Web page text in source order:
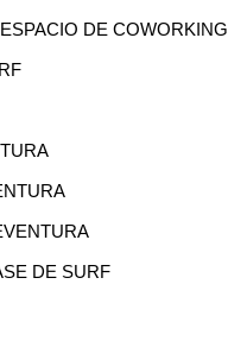
DE COWORKING
DE SURF